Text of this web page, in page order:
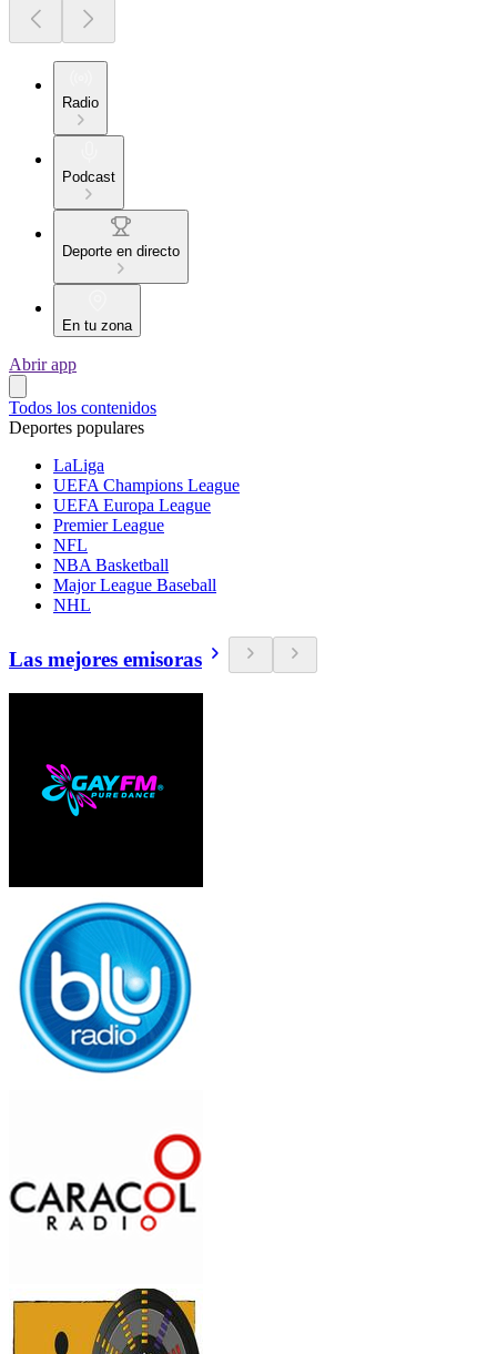
Radio
Podcast
Deporte en directo
En tu zona
Abrir app
Todos los contenidos
Deportes populares
LaLiga
UEFA Champions League
UEFA Europa League
Premier League
NFL
NBA Basketball
Major League Baseball
NHL
Las mejores emisoras